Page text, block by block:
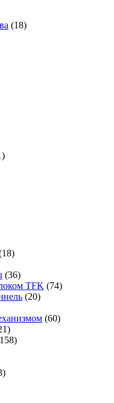
(18)
(36)
TFK (74)
(20)
(60)